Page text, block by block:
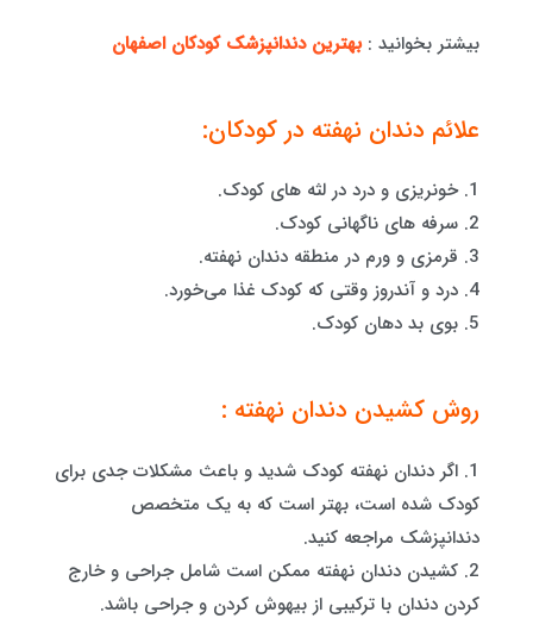
بیشتر بخوانید : بهترین دندانپزشک کودکان اصفهان
علائم دندان نهفته در کودکان:
1. خونریزی و درد در لثه های کودک.
2. سرفه های ناگهانی کودک.
3. قرمزی و ورم در منطقه دندان نهفته.
4. درد و آندروز وقتی که کودک غذا می‌خورد.
5. بوی بد دهان کودک.
روش کشیدن دندان نهفته :
1. اگر دندان نهفته کودک شدید و باعث مشکلات جدی برای
کودک شده است، بهتر است که به یک متخصص
دندانپزشک مراجعه کنید.
2. کشیدن دندان نهفته ممکن است شامل جراحی و خارج
کردن دندان با ترکیبی از بیهوش کردن و جراحی باشد.